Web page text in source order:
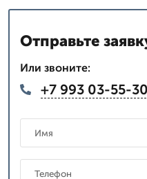
Отправьте
Или звоните:
+7 993 03-55-